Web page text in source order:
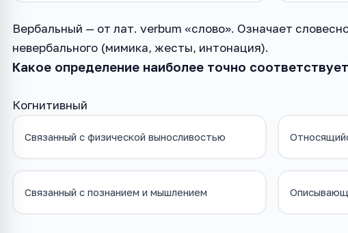
Вербальный — от лат. verbum «слово». Означает
невербального (мимика, жесты, интонация).
Какое определение наиболее точно
Когнитивный
Связанный с физической выносливостью
Связанный с познанием и мышлением